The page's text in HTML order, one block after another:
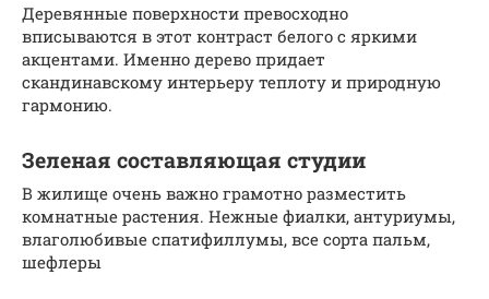
Деревянные поверхности превосходно
вписываются в этот контраст белого с яркими
акцентами. Именно дерево придает
скандинавскому интерьеру теплоту и природную
гармонию.
Зеленая составляющая студии
В жилище очень важно грамотно разместить
комнатные растения. Нежные фиалки, антуриумы,
влаголюбивые спатифиллумы, все сорта пальм,
шефлеры